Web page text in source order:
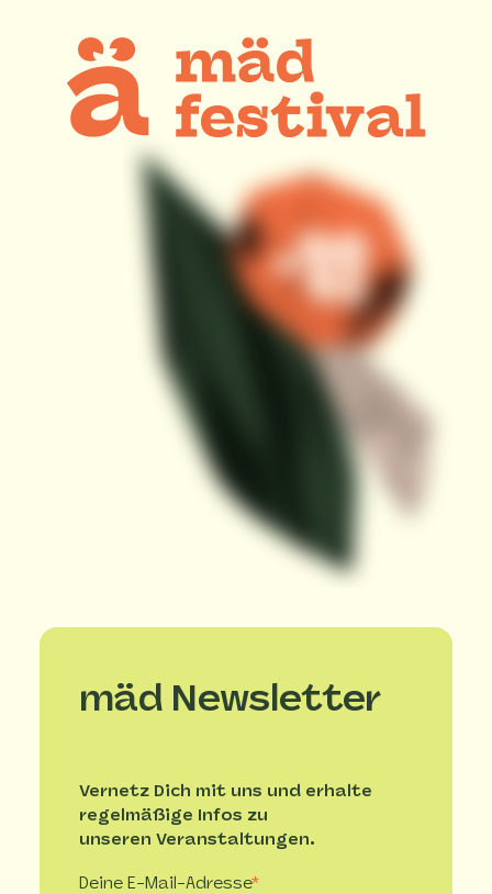
mäd Newsletter
Vernetz Dich mit uns und erhalte
regelmäßige Infos zu
unseren Veranstaltungen.
Deine E-Mail-Adresse